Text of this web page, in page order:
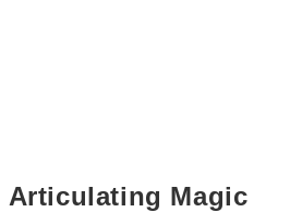
Articulating Magic